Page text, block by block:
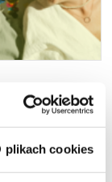
plikach cookies
się w
przez aktorów
oraz swobodną